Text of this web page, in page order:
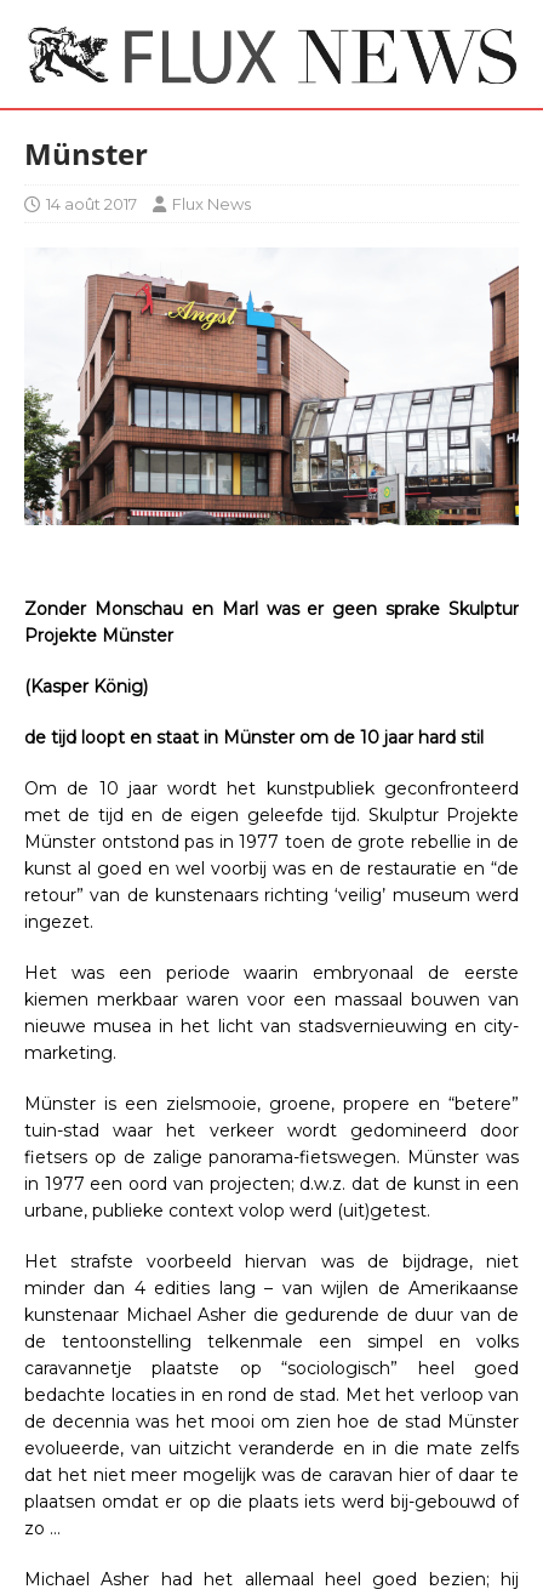
Münster
14 août 2017 Flux News
Zonder Monschau en Marl was er geen sprake Skulptur
Projekte Münster
(Kasper König)
de tijd loopt en staat in Münster om de 10 jaar hard stil
Om de 10 jaar wordt het kunstpubliek geconfronteerd
met de tijd en de eigen geleefde tijd. Skulptur Projekte
Münster ontstond pas in 1977 toen de grote rebellie in de
kunst al goed en wel voorbij was en de restauratie en “de
retour” van de kunstenaars richting ‘veilig’ museum werd
ingezet.
Het was een periode waarin embryonaal de eerste
kiemen merkbaar waren voor een massaal bouwen van
nieuwe musea in het licht van stadsvernieuwing en city-
marketing.
Münster is een zielsmooie, groene, propere en “betere”
tuin-stad waar het verkeer wordt gedomineerd door
fietsers op de zalige panorama-fietswegen. Münster was
in 1977 een oord van projecten; d.w.z. dat de kunst in een
urbane, publieke context volop werd (uit)getest.
Het strafste voorbeeld hiervan was de bijdrage, niet
minder dan 4 edities lang – van wijlen de Amerikaanse
kunstenaar Michael Asher die gedurende de duur van de
de tentoonstelling telkenmale een simpel en volks
caravannetje plaatste op “sociologisch” heel goed
bedachte locaties in en rond de stad. Met het verloop van
de decennia was het mooi om zien hoe de stad Münster
evolueerde, van uitzicht veranderde en in die mate zelfs
dat het niet meer mogelijk was de caravan hier of daar te
plaatsen omdat er op die plaats iets werd bij-gebouwd of
zo …
Michael Asher had het allemaal heel goed bezien; hij